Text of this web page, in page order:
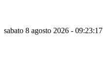
sabato 8 agosto 2026 - 09:23:18